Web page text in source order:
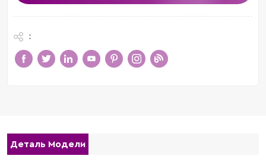
:
Деталь Модели